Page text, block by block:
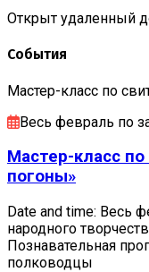
Открыт удаленный
События
Мастер-класс по
Весь февраль по
Мастер-класс
погоны»
Date and time: Весь
народного
Познавательная
полководцы